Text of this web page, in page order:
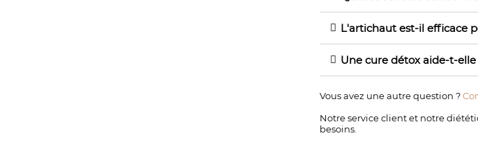
L'artichaut est-il efficace
Une cure détox aide-t-
Vous avez une autre question ?
Notre service client et notre
besoins.